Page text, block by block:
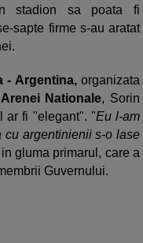
stadion sa poata fi
sapte firme s-au aratat
- Argentina,organizata
Arenei Nationale, Sorin
ar fi "elegant". "Eu l-am
cu argentinienii s-o lase
gluma primarul, care a
Guvernului.